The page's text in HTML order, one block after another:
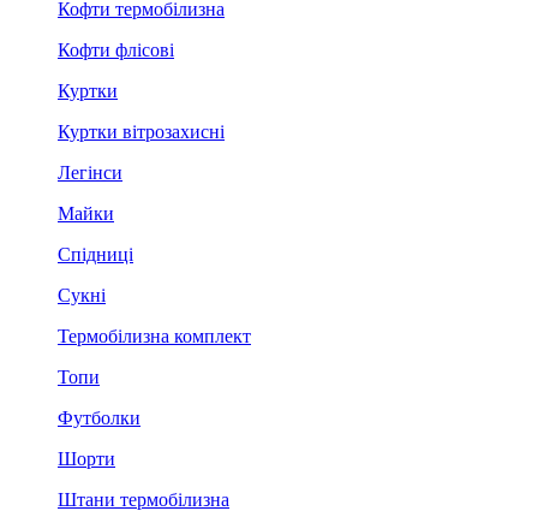
Кофти термобілизна
Кофти флісові
Куртки
Куртки вітрозахисні
Легінси
Майки
Спідниці
Сукні
Термобілизна комплект
Топи
Футболки
Шорти
Штани термобілизна